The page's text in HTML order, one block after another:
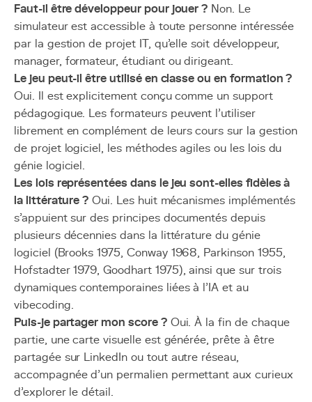
Faut-il être développeur pour jouer ? Non. Le
simulateur est accessible à toute personne intéressée
par la gestion de projet IT, qu'elle soit développeur,
manager, formateur, étudiant ou dirigeant.
Le jeu peut-il être utilisé en classe ou en formation ?
Oui. Il est explicitement conçu comme un support
pédagogique. Les formateurs peuvent l'utiliser
librement en complément de leurs cours sur la gestion
de projet logiciel, les méthodes agiles ou les lois du
génie logiciel.
Les lois représentées dans le jeu sont-elles fidèles à
la littérature ? Oui. Les huit mécanismes implémentés
s'appuient sur des principes documentés depuis
plusieurs décennies dans la littérature du génie
logiciel (Brooks 1975, Conway 1968, Parkinson 1955,
Hofstadter 1979, Goodhart 1975), ainsi que sur trois
dynamiques contemporaines liées à l'IA et au
vibecoding.
Puis-je partager mon score ?Oui. À la fin de chaque
partie, une carte visuelle est générée, prête à être
partagée sur LinkedIn ou tout autre réseau,
accompagnée d'un permalien permettant aux curieux
d'explorer le détail.